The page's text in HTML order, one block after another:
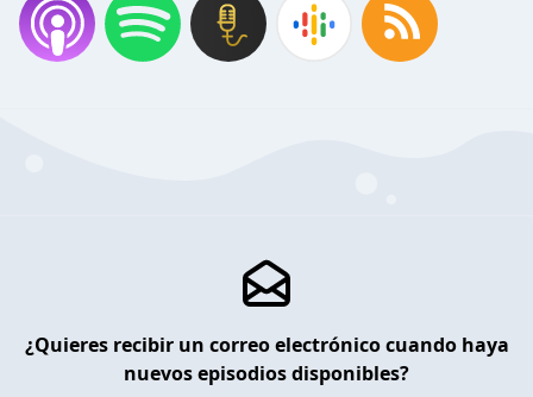
¿Quieres recibir un correo electrónico cuando haya
nuevos episodios disponibles?